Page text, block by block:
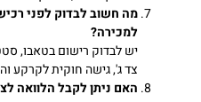
מה חשוב לבדוק לפני
למכירה?
יש לבדוק רישום בטאבו,
צד ג', גישה חוקית לקרקע
האם ניתן לקבל הלוואה